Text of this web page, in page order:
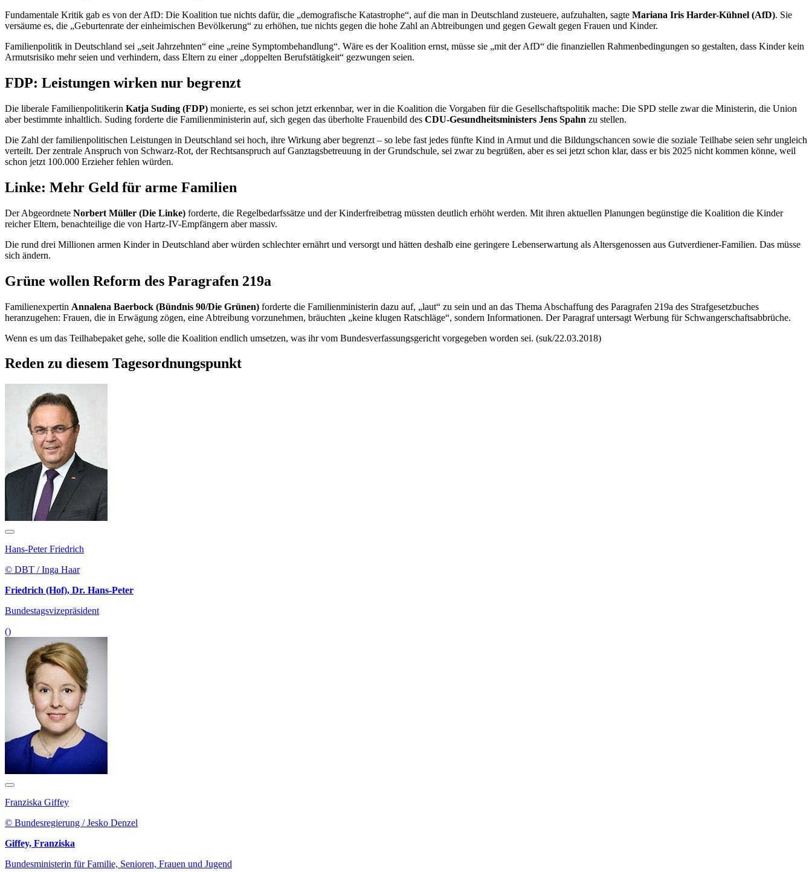
Fundamentale Kritik gab es von der AfD: Die Koalition tue nichts dafür, die „demografische Katastrophe“, auf die man in Deutschland zusteuere, aufzuhalten, sagte Mariana Iris Harder-Kühnel (AfD). Sie
versäume es, die „Geburtenrate der einheimischen Bevölkerung“ zu erhöhen, tue nichts gegen die hohe Zahl an Abtreibungen und gegen Gewalt gegen Frauen und Kinder.
Familienpolitik in Deutschland sei „seit Jahrzehnten“ eine „reine Symptombehandlung“. Wäre es der Koalition ernst, müsse sie „mit der AfD“ die finanziellen Rahmenbedingungen so gestalten, dass Kinder kein
Armutsrisiko mehr seien und verhindern, dass Eltern zu einer „doppelten Berufstätigkeit“ gezwungen seien.
FDP: Leistungen wirken nur begrenzt
Die liberale Familienpolitikerin Katja Suding (FDP) monierte, es sei schon jetzt erkennbar, wer in die Koalition die Vorgaben für die Gesellschaftspolitik mache: Die SPD stelle zwar die Ministerin, die Union
aber bestimmte inhaltlich. Suding forderte die Familienministerin auf, sich gegen das überholte Frauenbild des CDU-Gesundheitsministers Jens Spahn zu stellen.
Die Zahl der familienpolitischen Leistungen in Deutschland sei hoch, ihre Wirkung aber begrenzt – so lebe fast jedes fünfte Kind in Armut und die Bildungschancen sowie die soziale Teilhabe seien sehr ungleich
verteilt. Der zentrale Anspruch von Schwarz-Rot, der Rechtsanspruch auf Ganztagsbetreuung in der Grundschule, sei zwar zu begrüßen, aber es sei jetzt schon klar, dass er bis 2025 nicht kommen könne, weil
schon jetzt 100.000 Erzieher fehlen würden.
Linke: Mehr Geld für arme Familien
Der Abgeordnete Norbert Müller (Die Linke) forderte, die Regelbedarfssätze und der Kinderfreibetrag müssten deutlich erhöht werden. Mit ihren aktuellen Planungen begünstige die Koalition die Kinder
reicher Eltern, benachteilige die von Hartz-IV-Empfängern aber massiv.
Die rund drei Millionen armen Kinder in Deutschland aber würden schlechter ernährt und versorgt und hätten deshalb eine geringere Lebenserwartung als Altersgenossen aus Gutverdiener-Familien. Das müsse
sich ändern.
Grüne wollen Reform des Paragrafen 219a
Familienexpertin Annalena Baerbock (Bündnis 90/Die Grünen) forderte die Familienministerin dazu auf, „laut“ zu sein und an das Thema Abschaffung des Paragrafen 219a des Strafgesetzbuches
heranzugehen: Frauen, die in Erwägung zögen, eine Abtreibung vorzunehmen, bräuchten „keine klugen Ratschläge“, sondern Informationen. Der Paragraf untersagt Werbung für Schwangerschaftsabbrüche.
Wenn es um das Teilhabepaket gehe, solle die Koalition endlich umsetzen, was ihr vom Bundesverfassungsgericht vorgegeben worden sei. (suk/22.03.2018)
Reden zu diesem Tagesordnungspunkt
Hans-Peter Friedrich
© DBT / Inga Haar
Friedrich (Hof), Dr. Hans-Peter
Bundestagsvizepräsident
()
Franziska Giffey
© Bundesregierung / Jesko Denzel
Giffey, Franziska
Bundesministerin für Familie, Senioren, Frauen und Jugend